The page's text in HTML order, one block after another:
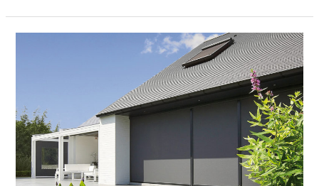
hoogisolerende
Ramen
Energie-
efficiënte
Renovatie